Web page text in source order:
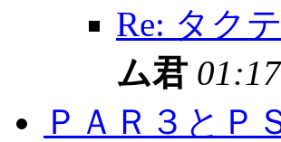
Re: タク
ム君
ＰＡＲ３とＰ